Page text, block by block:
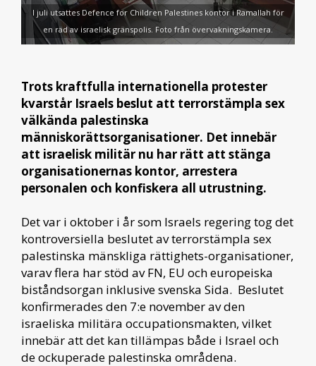
I juli utsattes Defence for Children Palestines kontor i Ramallah för
en räd av israelisk gränspolis. Foto från övervakningskamera.
Trots kraftfulla internationella protester
kvarstår Israels beslut att terrorstämpla sex
välkända palestinska
människorättsorganisationer. Det innebär
att israelisk militär nu har rätt att stänga
organisationernas kontor, arrestera
personalen och konfiskera all utrustning.
Det var i oktober i år som Israels regering tog det
kontroversiella beslutet av terrorstämpla sex
palestinska mänskliga rättighets-organisationer,
varav flera har stöd av FN, EU och europeiska
biståndsorgan inklusive svenska Sida. Beslutet
konfirmerades den 7:e november av den
israeliska militära occupationsmakten, vilket
innebär att det kan tillämpas både i Israel och
de ockuperade palestinska områdena.